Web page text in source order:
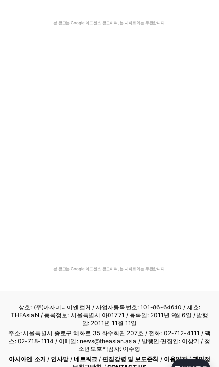
본 광고는 Google 애드센스 광고이며, 본 사이트와는 무관합니다.
본 광고는 Google 애드센스 광고이며, 본 사이트와는 무관합니다.
상호: (주)아자미디어앤컬처 /사업자등록번호: 101-86-64640 / 제호:
THEAsiaN / 등록정보: 서울특별시 아01771 / 등록일: 2011년 9월 6일 / 발행
일: 2011년 11월 11일
주소: 서울특별시 종로구 혜화로 35 화수회관 207호 / 전화: 02-712-4111 / 팩
스: 02-718-1114 / 이메일: news@theasian.asia / 발행인·편집인: 이상기 / 청
소년보호책임자: 이주형
아시아엔 소개 / 인사말/ 네트워크 /편집강령 및 보도준칙 / 이용약관/개인정